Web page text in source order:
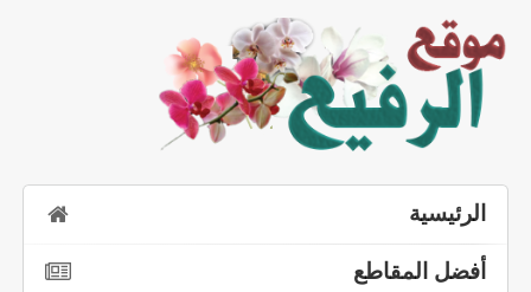
الرئيسية
أفضل المقاطع